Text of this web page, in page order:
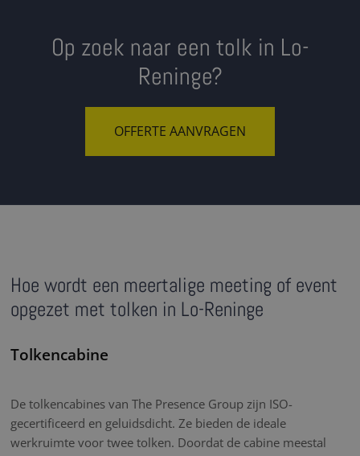
Op zoek naar een tolk in Lo-
Reninge?
OFFERTE AANVRAGEN
Hoe wordt een meertalige meeting of event
opgezet met tolken in Lo-Reninge
Tolkencabine
De tolkencabines van The Presence Group zijn ISO-
gecertificeerd en geluidsdicht. Ze bieden de ideale
werkruimte voor twee tolken. Doordat de cabine meestal